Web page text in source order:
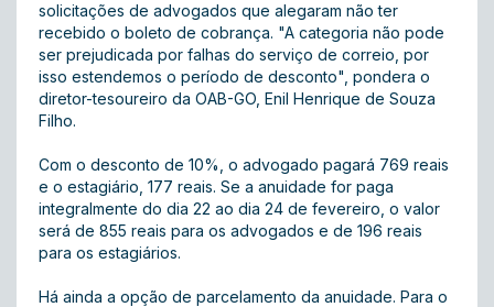
solicitações de advogados que alegaram não ter
recebido o boleto de cobrança. "A categoria não pode
ser prejudicada por falhas do serviço de correio, por
isso estendemos o período de desconto", pondera o
diretor-tesoureiro da OAB-GO, Enil Henrique de Souza
Filho.
Com o desconto de 10%, o advogado pagará 769 reais
e o estagiário, 177 reais. Se a anuidade for paga
integralmente do dia 22 ao dia 24 de fevereiro, o valor
será de 855 reais para os advogados e de 196 reais
para os estagiários.
Há ainda a opção de parcelamento da anuidade. Para o